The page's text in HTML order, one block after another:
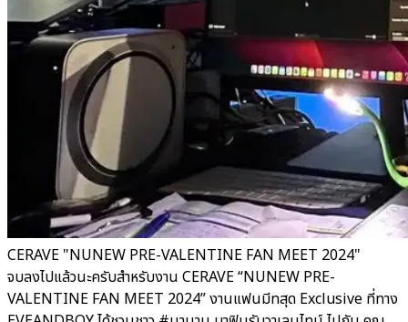
CERAVE "NUNEW PRE-VALENTINE FAN MEET 2024"
จบลงไปแล้วนะครับสำหรับงาน CERAVE “NUNEW PRE-
VALENTINE FAN MEET 2024” งานแฟนมีทสุด Exclusive ที่ทาง